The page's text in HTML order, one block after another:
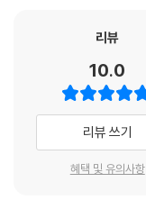
--- pp.245~246 「경수
화단에 접근 금지 노란색
프에는 ‘이 선을 넘지 마
말라는 단호한 어투를
히 눈송이가 화단을 덮
--- p.281 「툭」중에서
- 강병융 (소설가·류블랴나대
리뷰
10.0
리뷰 쓰기
혜택 및 유의사항